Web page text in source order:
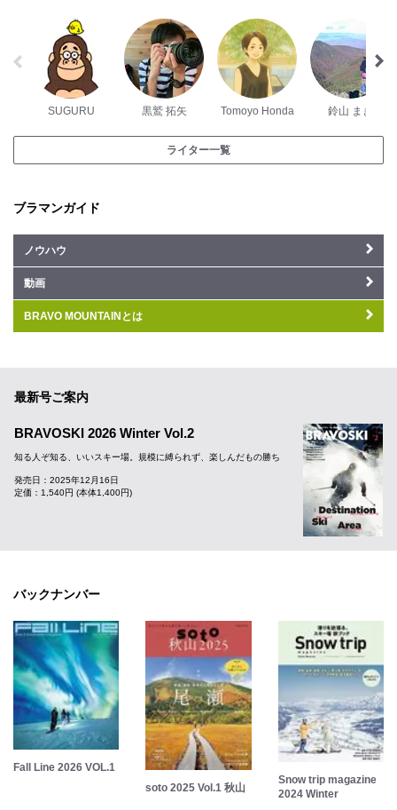
SUGURU 黒鷲 拓矢 Tomoyo Honda 鈴山 まき
ライター一覧
ブラマンガイド
ノウハウ
動画
BRAVO MOUNTAINとは
最新号ご案内
BRAVOSKI 2026 Winter Vol.2
知る人ぞ知る、いいスキー場。規模に縛られず、楽しんだもの勝ち
発売日：2025年12月16日
定価：1,540円 (本体1,400円)
バックナンバー
Fall Line 2026 VOL.1
soto 2025 Vol.1 秋山
Snow trip magazine
2024 Winter